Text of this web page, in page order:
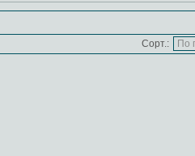
Сорт.: